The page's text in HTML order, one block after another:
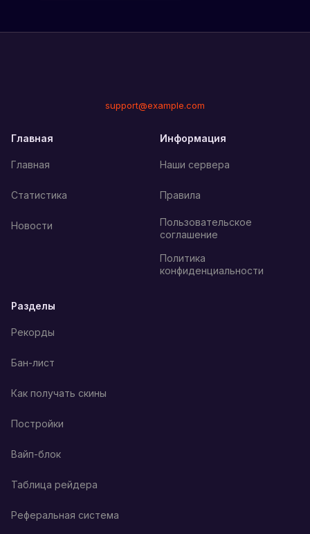
support@example.com
Главная
Главная
Статистика
Новости
Информация
Наши сервера
Правила
Пользовательское
соглашение
Политика
конфиденциальности
Разделы
Рекорды
Бан-лист
Как получать скины
Постройки
Вайп-блок
Таблица рейдера
Реферальная система